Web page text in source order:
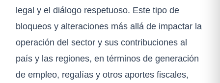
legal y el diálogo respetuoso. Este tipo de
bloqueos y alteraciones más allá de impactar la
operación del sector y sus contribuciones al
país y las regiones, en términos de generación
de empleo, regalías y otros aportes fiscales,